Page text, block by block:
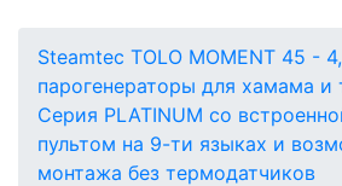
Steamtec TOLO MOMENT 45 -
парогенераторы для хамама и
Серия PLATINUM со
пультом на 9-ти языках и
монтажа без термодатчиков